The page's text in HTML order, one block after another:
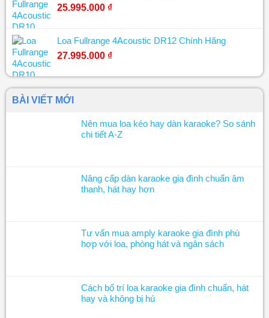
25.995.000 ₫
Loa Fullrange 4Acoustic DR12 Chính Hãng
27.995.000 ₫
BÀI VIẾT MỚI
Nên mua loa kéo hay dàn karaoke? So sánh
chi tiết A-Z
Nâng cấp dàn karaoke gia đình chuẩn âm
thanh, hát hay hơn
Tư vấn mua amply karaoke gia đình phù
hợp với loa, phòng hát và ngân sách
Cách bố trí loa karaoke gia đình chuẩn, hát
hay và không bị hú